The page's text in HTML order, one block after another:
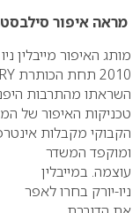
מראה איפור סילבסטר 2010 מייבלין ניו
מותג האיפור מייבלין
2010 תחת הכותרת
השראתו מהתרבות
טכניקות האיפור של
הקבוקי מקבלות
ומוקפד המשדר
עוצמה. במייבלין
ניו-יורק בחרו לאפר